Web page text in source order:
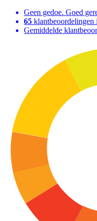
Geen gedoe. Goed
65 klantbeoordelingen
Gemiddelde